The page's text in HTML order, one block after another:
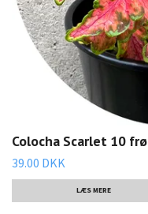
Colocha Scarlet 10 frø
39.00 DKK
LÆS MERE